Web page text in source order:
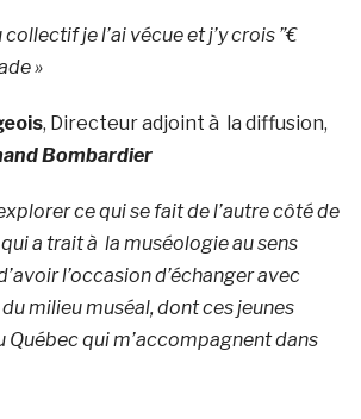
je l’ai vécue et j’y crois ”€
»
, Directeur adjoint à la diffusion,
Bombardier
ce qui se fait de l’autre côté de
a trait à la muséologie au sens
l’occasion d’échanger avec
milieu muséal, dont ces jeunes
Québec qui m’accompagnent dans